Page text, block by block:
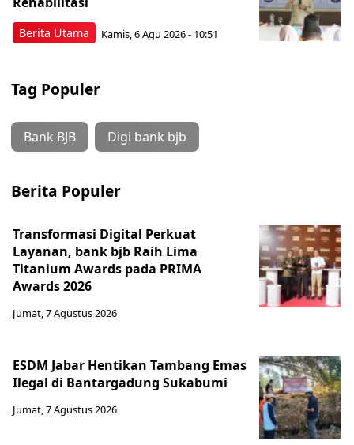
Berita Utama Kamis, 6 Agu 2026 - 10:51
Tag Populer
Bank BJB Digi bank bjb
Berita Populer
Transformasi Digital Perkuat
Layanan, bank bjb Raih Lima
Titanium Awards pada PRIMA
Awards 2026
Jumat, 7 Agustus 2026
ESDM Jabar Hentikan Tambang Emas
Ilegal di Bantargadung Sukabumi
Jumat, 7 Agustus 2026